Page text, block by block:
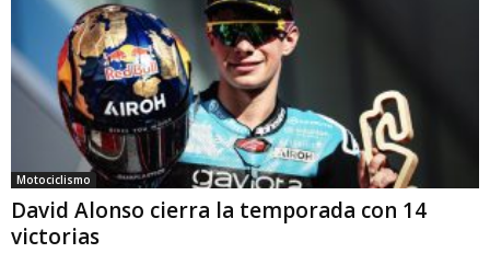
Motociclismo
David Alonso cierra la temporada con 14
victorias